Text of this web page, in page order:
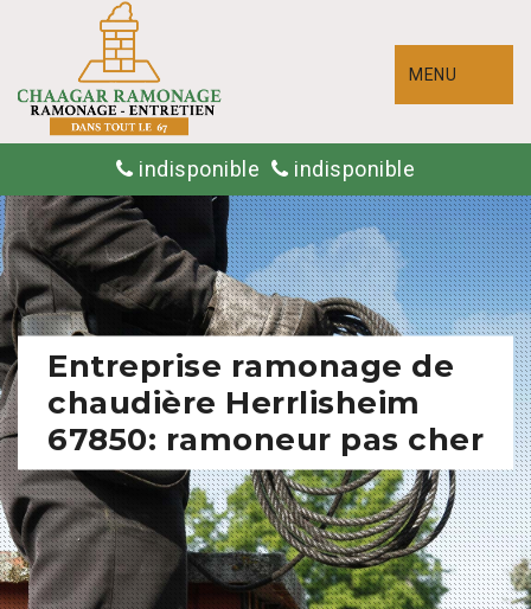
MENU
indisponible indisponible
Entreprise ramonage de
chaudière Herrlisheim
67850: ramoneur pas cher